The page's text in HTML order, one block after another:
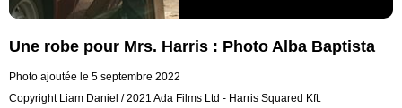
Une robe pour Mrs. Harris : Photo Alba Baptista
Photo ajoutée le 5 septembre 2022
Copyright Liam Daniel / 2021 Ada Films Ltd - Harris Squared Kft.